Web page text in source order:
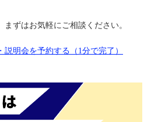
ずはお気軽にご相談ください。
明会を予約する（1分で完了）